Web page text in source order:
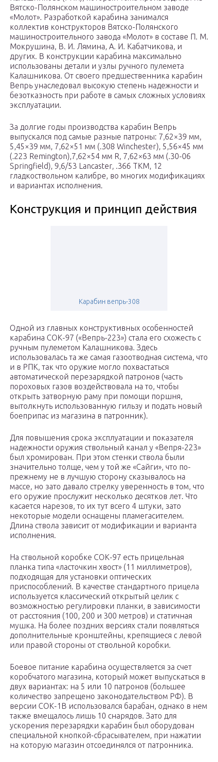
Вятско-Полянском машиностроительном заводе
«Молот». Разработкой карабина занимался
коллектив конструкторов Вятско-Полянского
машиностроительного завода «Молот» в составе П. М.
Мокрушина, В. И. Лямина, А. И. Кабатчикова, и
других. В конструкции карабина максимально
использованы детали и узлы ручного пулемета
Калашникова. От своего предшественника карабин
Вепрь унаследовал высокую степень надежности и
безотказность при работе в самых сложных условиях
эксплуатации.
За долгие годы производства карабин Вепрь
выпускался под самые разные патроны: 7,62×39 мм,
5,45×39 мм, 7,62×51 мм (.308 Winchester), 5,56×45 мм
(.223 Remington),7,62×54 мм R, 7,62×63 мм (.30-06
Springfield), 9,6/53 Lancaster, .366 ТКМ, 12
гладкоствольном калибре, во многих модификациях
и вариантах исполнения.
Конструкция и принцип действия
Карабин вепрь-308
Одной из главных конструктивных особенностей
карабина СОК-97 («Вепрь-223») стала его схожесть с
ручным пулеметом Калашникова. Здесь
использовалась та же самая газоотводная система, что
и в РПК, так что оружие могло похвастаться
автоматической перезарядкой патронов (часть
пороховых газов воздействовала на то, чтобы
открыть затворную раму при помощи поршня,
вытолкнуть использованную гильзу и подать новый
боеприпас из магазина в патронник).
Для повышения срока эксплуатации и показателя
надежности оружия ствольный канал у «Вепря-223»
был хромирован. При этом стенки ствола были
значительно толще, чем у той же «Сайги», что по-
прежнему не в лучшую сторону сказывалось на
массе, но зато давало стрелку уверенность в том, что
его оружие прослужит несколько десятков лет. Что
касается нарезов, то их тут всего 4 штуки, зато
некоторые модели оснащены пламегасителем.
Длина ствола зависит от модификации и варианта
исполнения.
На ствольной коробке СОК-97 есть прицельная
планка типа «ласточкин хвост» (11 миллиметров),
подходящая для установки оптических
приспособлений. В качестве стандартного прицела
используется классический открытый целик с
возможностью регулировки планки, в зависимости
от расстояния (100, 200 и 300 метров) и статичная
мушка. На более поздних версиях стали появляться
дополнительные кронштейны, крепящиеся с левой
или правой стороны от ствольной коробки.
Боевое питание карабина осуществляется за счет
коробчатого магазина, который может выпускаться в
двух вариантах: на 5 или 10 патронов (большее
количество запрещено законодательством РФ). В
версии СОК-1В использовался барабан, однако в нем
также вмещалось лишь 10 снарядов. Зато для
ускорения перезарядки карабин был оборудован
специальной кнопкой-сбрасывателем, при нажатии
на которую магазин отсоединялся от патронника.